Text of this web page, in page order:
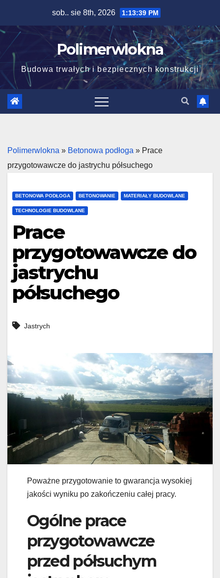
content
sob.. sie 8th, 2026 1:13:40 PM
Polimerwlokna
Budowa trwałych i bezpiecznych konstrukcji
Polimerwlokna » Betonowa podłoga » Prace
przygotowawcze do jastrychu półsuchego
BETONOWA PODŁOGA BETONOWANIE MATERIAŁY BUDOWLANE
TECHNOLOGIE BUDOWLANE
Prace
przygotowawcze do
jastrychu
półsuchego
Jastrych
Poważne przygotowanie to gwarancja wysokiej
jakości wyniku po zakończeniu całej pracy.
Ogólne prace
przygotowawcze
przed półsuchym